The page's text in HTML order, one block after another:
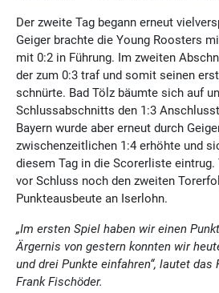
Der zweite Tag begann erneut
Geiger brachte die Young Roosters
mit 0:2 in Führung. Im zweiten
der zum 0:3 traf und somit seinen
schnürte. Bad Tölz bäumte sich auf
Schlussabschnitts den 1:3
Bayern wurde aber erneut durch
zwischenzeitlichen 1:4 erhöhte und
diesem Tag in die Scorerliste
vor Schluss noch den zweiten
Punkteausbeute an Iserlohn.
„Im ersten Spiel haben wir einen
Ärgernis von gestern konnten wir
und drei Punkte einfahren“, lautet das
Frank Fischöder.